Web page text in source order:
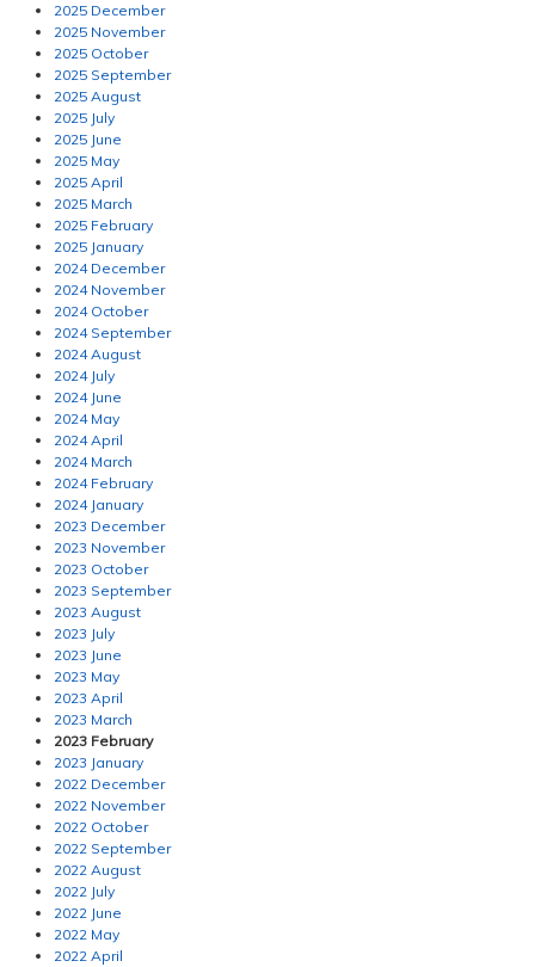
2025 December
2025 November
2025 October
2025 September
2025 August
2025 July
2025 June
2025 May
2025 April
2025 March
2025 February
2025 January
2024 December
2024 November
2024 October
2024 September
2024 August
2024 July
2024 June
2024 May
2024 April
2024 March
2024 February
2024 January
2023 December
2023 November
2023 October
2023 September
2023 August
2023 July
2023 June
2023 May
2023 April
2023 March
2023 February
2023 January
2022 December
2022 November
2022 October
2022 September
2022 August
2022 July
2022 June
2022 May
2022 April